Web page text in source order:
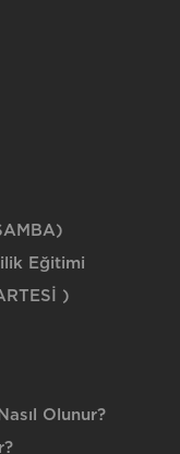
Eğitimi
)
Olunur?